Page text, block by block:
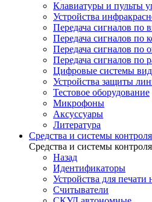
Клавиатуры и пульты
Устройства
Передача сигналов по
Передача сигналов по
Передача сигналов по
Передача сигналов по
Цифровые системы
Устройства защиты
Тестовое оборудование
Микрофоны
Аксуссуары
Литература
Средства и системы
Средства и системы
Назад
Идентификаторы
Устройства для печати
Считыватели